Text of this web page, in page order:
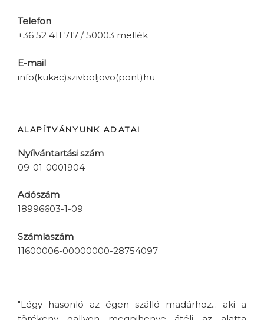
Telefon
+36 52 411 717 / 50003 mellék
E-mail
info(kukac)szivboljovo(pont)hu
ALAPÍTVÁNYUNK ADATAI
Nyílvántartási szám
09-01-0001904
Adószám
18996603-1-09
Számlaszám
11600006-00000000-28754097
"Légy hasonló az égen szálló madárhoz... aki a